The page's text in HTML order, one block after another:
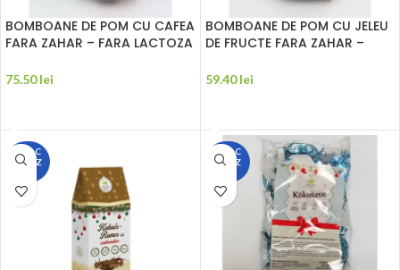
BOMBOANE DE POM CU CAFEA
FARA ZAHAR – FARA LACTOZA
75.50lei
BOMBOANE DE POM CU JELEU
DE FRUCTE FARA ZAHAR –
PALEOLIT
59.40lei
STOC
EPUIZ
STOC
EPUIZ